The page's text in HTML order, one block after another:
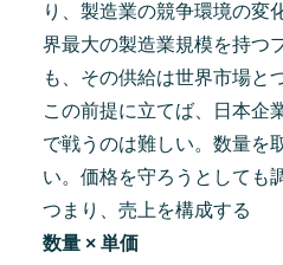
り、製造業の競争環境の変
界最大の製造業規模を持つ
も、その供給は世界市場と
この前提に立てば、日本企
で戦うのは難しい。数量を
い。価格を守ろうとしても
つまり、売上を構成する
数量 × 単価